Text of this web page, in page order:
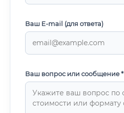
Ваш E-mail (для ответа)
Ваш вопрос или сообщение *